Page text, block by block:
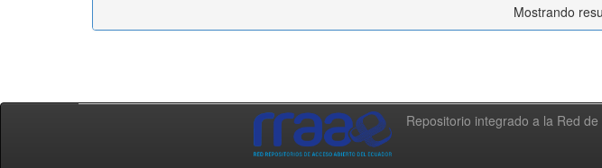
Mostrando
Repositorio integrado a la Red